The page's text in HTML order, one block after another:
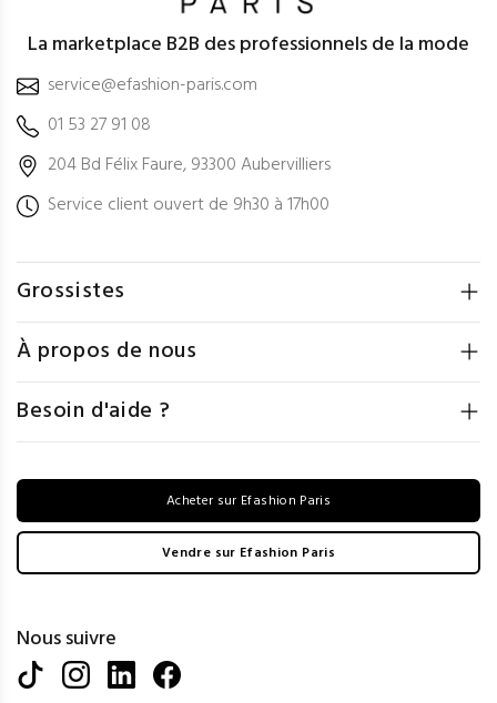
La marketplace B2B des professionnels de la mode
service@efashion-paris.com
01 53 27 91 08
204 Bd Félix Faure, 93300 Aubervilliers
Service client ouvert de 9h30 à 17h00
Grossistes
À propos de nous
Besoin d'aide ?
Acheter sur Efashion Paris
Vendre sur Efashion Paris
Nous suivre